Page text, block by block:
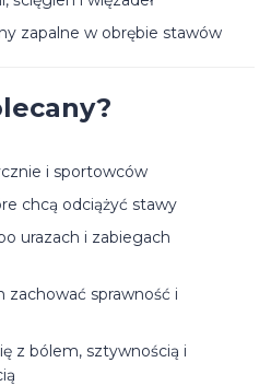
zapalne w obrębie stawów
i sportowców
chcą odciążyć stawy
urazach i zabiegach
zachować sprawność i
z bólem, sztywnością i